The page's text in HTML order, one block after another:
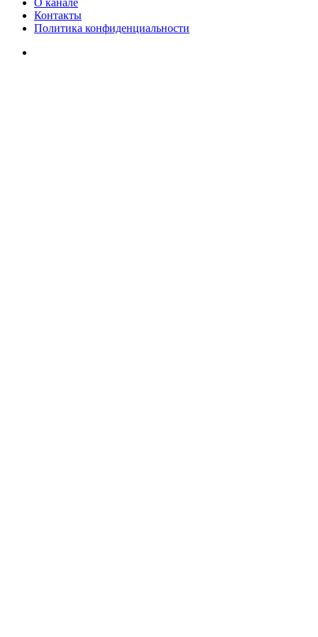
О канале
Контакты
Политика конфиденциальности